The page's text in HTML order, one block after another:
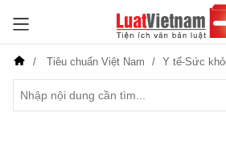
Tiêu chuẩn Việt Nam Y tế-Sức